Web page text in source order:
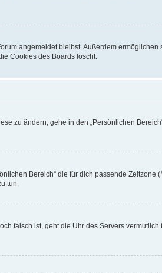
angemeldet bleibst. Außerdem
Cookies des Boards löscht.
zu ändern, gehe in den „Persönlichen
Bereich“ die für dich passende
tun.
falsch ist, geht die Uhr des Servers